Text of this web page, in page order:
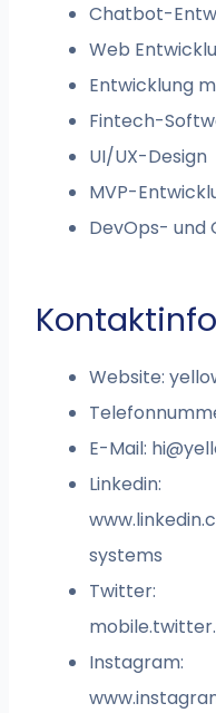
Chatbot-
Web
Entwicklung
Fintech-
UI/UX-Design
MVP-
DevOps- und
Website:
E-Mail:
Linkedin:
systems
Twitter:
Instagram: